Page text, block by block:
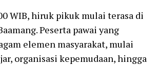
WIB, hiruk pikuk mulai terasa di
Peserta pawai yang
elemen masyarakat, mulai
organisasi kepemudaan, hingga